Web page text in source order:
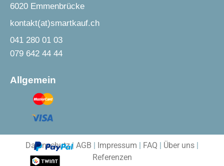
6020 Emmenbrücke
kontakt(at)smartkauf.ch
041 280 01 03
079 642 44 44
Allgemein
Datenschutz| AGB | Impressum | FAQ | Über uns |
Referenzen